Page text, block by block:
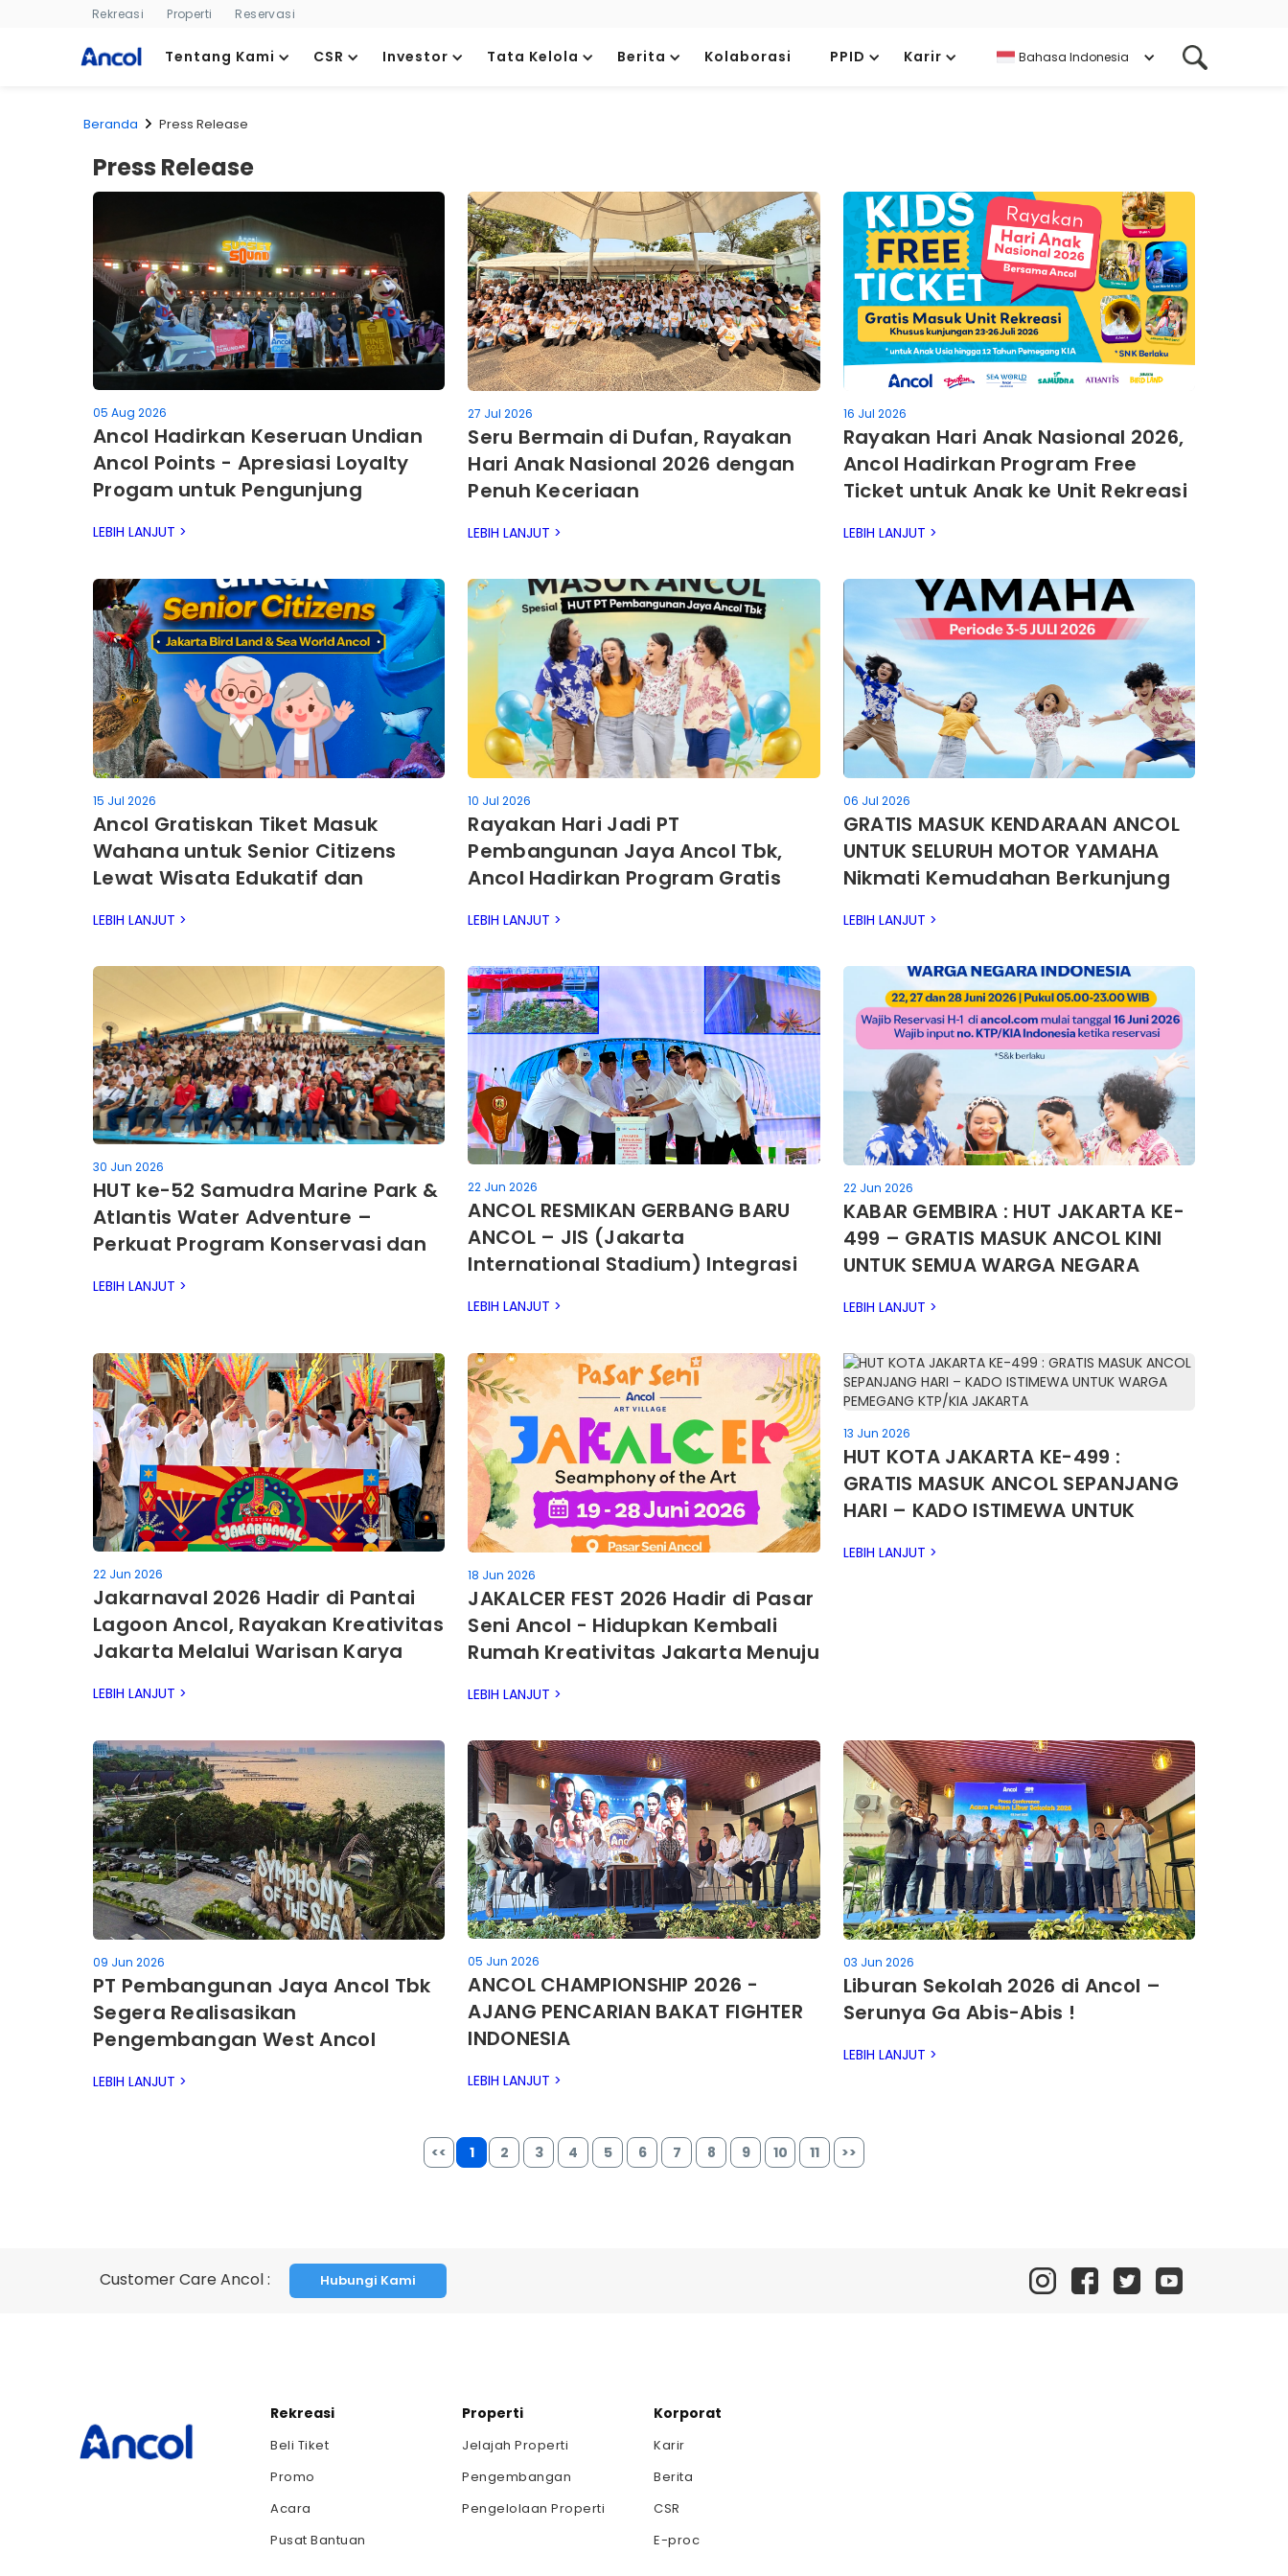
Rekreasi Properti Reservasi
Tentang Kami CSR Investor Tata Kelola Berita Kolaborasi PPID Karir Bahasa Indonesia
Beranda Press Release
Press Release
05 Aug 2026
Ancol Hadirkan Keseruan Undian
Ancol Points - Apresiasi Loyalty
Progam untuk Pengunjung
LEBIH LANJUT >
27 Jul 2026
Seru Bermain di Dufan, Rayakan
Hari Anak Nasional 2026 dengan
Penuh Keceriaan
LEBIH LANJUT >
16 Jul 2026
Rayakan Hari Anak Nasional 2026,
Ancol Hadirkan Program Free
Ticket untuk Anak ke Unit Rekreasi
LEBIH LANJUT >
15 Jul 2026
Ancol Gratiskan Tiket Masuk
Wahana untuk Senior Citizens
Lewat Wisata Edukatif dan
LEBIH LANJUT >
10 Jul 2026
Rayakan Hari Jadi PT
Pembangunan Jaya Ancol Tbk,
Ancol Hadirkan Program Gratis
Juli 2026
LEBIH LANJUT >
06 Jul 2026
GRATIS MASUK KENDARAAN ANCOL
UNTUK SELURUH MOTOR YAMAHA
Nikmati Kemudahan Berkunjung
LEBIH LANJUT >
30 Jun 2026
HUT ke-52 Samudra Marine Park &
Atlantis Water Adventure –
Perkuat Program Konservasi dan
LEBIH LANJUT >
22 Jun 2026
ANCOL RESMIKAN GERBANG BARU
ANCOL – JIS (Jakarta
International Stadium) Integrasi
Destinasi Jakarta Utara
LEBIH LANJUT >
22 Jun 2026
KABAR GEMBIRA : HUT JAKARTA KE-
499 – GRATIS MASUK ANCOL KINI
UNTUK SEMUA WARGA NEGARA
LEBIH LANJUT >
22 Jun 2026
Jakarnaval 2026 Hadir di Pantai
Lagoon Ancol, Rayakan Kreativitas
Jakarta Melalui Warisan Karya
LEBIH LANJUT >
18 Jun 2026
JAKALCER FEST 2026 Hadir di Pasar
Seni Ancol - Hidupkan Kembali
Rumah Kreativitas Jakarta Menuju
LEBIH LANJUT >
13 Jun 2026
HUT KOTA JAKARTA KE-499 :
GRATIS MASUK ANCOL SEPANJANG
HARI – KADO ISTIMEWA UNTUK
JAKARTA
LEBIH LANJUT >
09 Jun 2026
PT Pembangunan Jaya Ancol Tbk
Segera Realisasikan
Pengembangan West Ancol
Melalui Pelaksanaan Pemilihan
LEBIH LANJUT >
05 Jun 2026
ANCOL CHAMPIONSHIP 2026 -
AJANG PENCARIAN BAKAT FIGHTER
INDONESIA
LEBIH LANJUT >
03 Jun 2026
Liburan Sekolah 2026 di Ancol –
Serunya Ga Abis-Abis !
LEBIH LANJUT >
<< 1 2 3 4 5 6 7 8 9 10 11 >>
Customer Care Ancol : Hubungi Kami
Rekreasi
Beli Tiket
Promo
Acara
Pusat Bantuan
Properti
Jelajah Properti
Pengembangan
Pengelolaan Properti
Korporat
Karir
Berita
CSR
E-proc